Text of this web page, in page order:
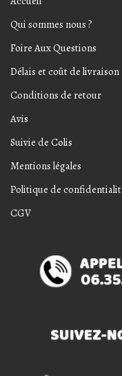
Qui sommes nous ?
Foire Aux Questions
Délais et coût de livraison
Conditions de retour
Avis
Suivie de Colis
Mentions légales
Politique de
CGV